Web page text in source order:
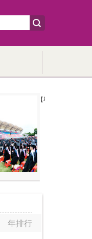
【毕业季】我校举
年排行